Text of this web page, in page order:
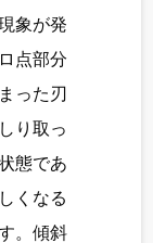
象が発
点部分
った刃
り取っ
態であ
くなる
。傾斜